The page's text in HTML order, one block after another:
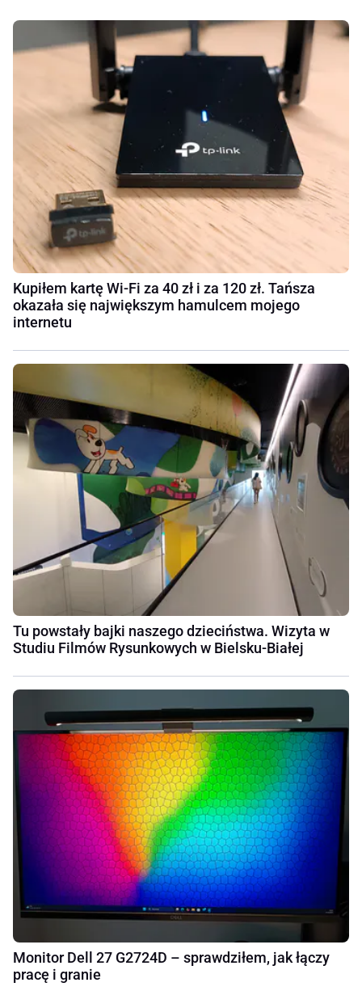
Kupiłem kartę Wi-Fi za 40 zł i za 120 zł. Tańsza
okazała się największym hamulcem mojego
internetu
Tu powstały bajki naszego dzieciństwa. Wizyta w
Studiu Filmów Rysunkowych w Bielsku-Białej
Monitor Dell 27 G2724D – sprawdziłem, jak łączy
pracę i granie